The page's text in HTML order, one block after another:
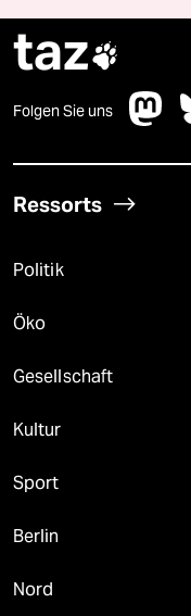
taz
Folgen Sie uns
Ressorts
Politik
Öko
Gesellschaft
Kultur
Sport
Berlin
Nord